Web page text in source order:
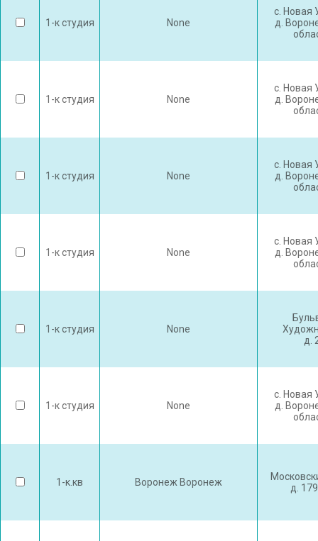
1-к студия None
с. Новая
д.
1-к студия None
с. Новая
д.
1-к студия None
с. Новая
д.
1-к студия None
с. Новая
д.
1-к студия None
д.
1-к студия None
с. Новая
д.
1-к.кв Воронеж Воронеж
д.